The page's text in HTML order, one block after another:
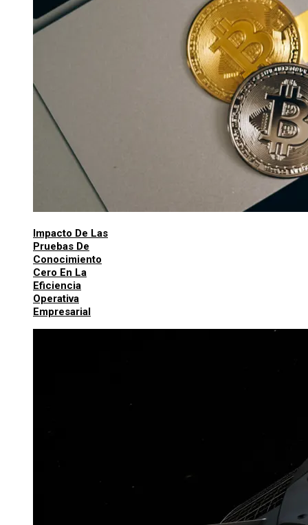
Impacto De Las
Pruebas De
Conocimiento
Cero En La
Eficiencia
Operativa
Empresarial